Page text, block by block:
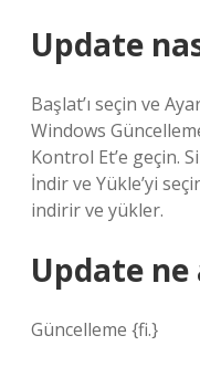
Update
Başlat’ı seçin ve
Windows
Kontrol Et’e geçin.
İndir ve Yükle’yi
indirir ve yükler.
Update
Güncelleme {fi.}